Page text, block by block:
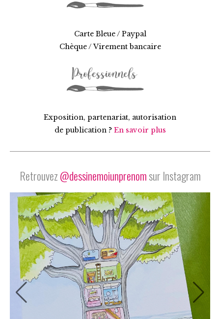
Carte Bleue / Paypal
Chèque / Virement bancaire
Exposition, partenariat, autorisation
de publication ? En savoir plus
Retrouvez@dessinemoiunprenomsur Instagram